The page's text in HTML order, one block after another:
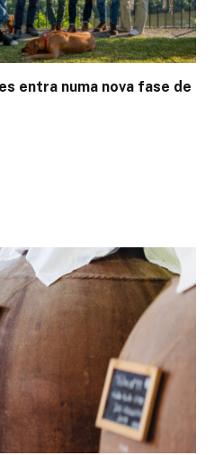
entra numa nova fase de